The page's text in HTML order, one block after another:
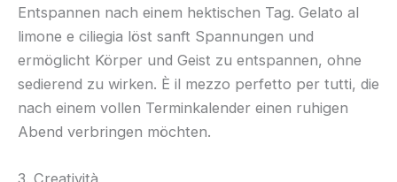
Entspannen nach einem hektischen Tag. Gelato al
limone e ciliegia löst sanft Spannungen und
ermöglicht Körper und Geist zu entspannen, ohne
sedierend zu wirken. È il mezzo perfetto per tutti, die
nach einem vollen Terminkalender einen ruhigen
Abend verbringen möchten.